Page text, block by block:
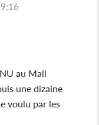
au Mali
une dizaine
voulu par les